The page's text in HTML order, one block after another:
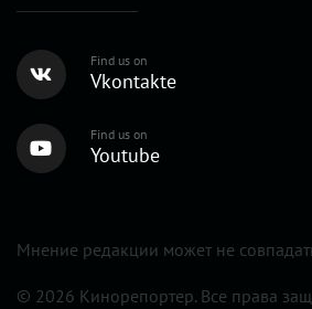
Find us on
Vkontakte
Find us on
Youtube
Мнение редакции может не
© 2026 Кинорепортер. Все права